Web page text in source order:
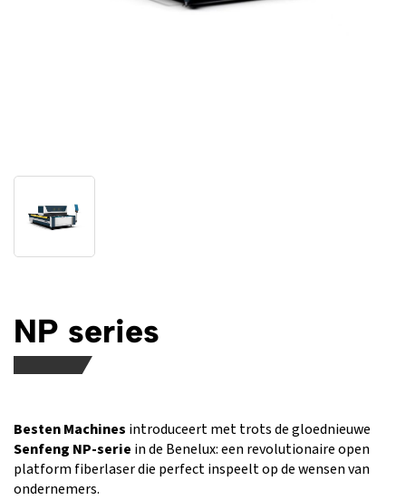
NP series
Besten Machines introduceert met trots de gloednieuwe
Senfeng NP-serie in de Benelux: een revolutionaire open
platform fiberlaser die perfect inspeelt op de wensen van
ondernemers.